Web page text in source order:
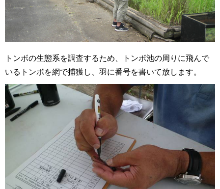
トンボの生態系を調査するため、トンボ池の周りに飛んで
いるトンボを網で捕獲し、羽に番号を書いて放します。